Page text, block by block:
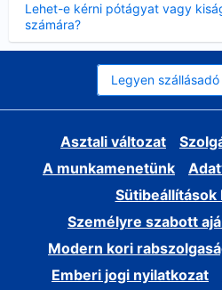
Lehet-e kérni pótágyat vagy
számára?
Legyen
Asztali változat
A munkamenetünk
Sütibeállítások
Személyre szabott
Modern kori
Emberi jogi nyilatkozat